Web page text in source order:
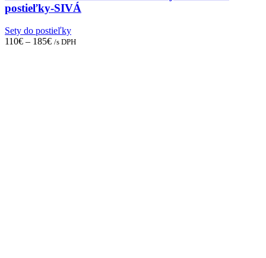
options
may
chosen
on
postieľky-SIVÁ
Sety do postieľky
110€ – 185€ /s DPH